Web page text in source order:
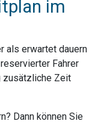
im
als erwartet dauern
Fahrer
zusätzliche Zeit
Dann können Sie